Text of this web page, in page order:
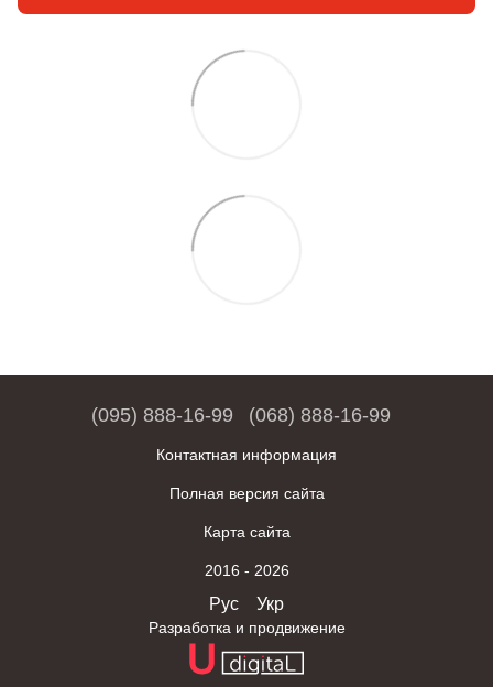
(095) 888-16-99 (068) 888-16-99
Контактная информация
Полная версия сайта
Карта сайта
2016 - 2026
Рус Укр
Разработка и продвижение